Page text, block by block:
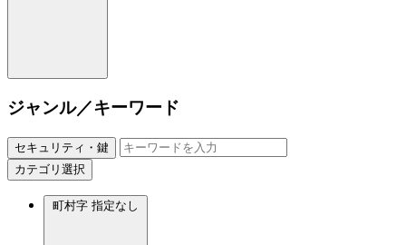
ジャンル／キーワード
セキュリティ・鍵
カテゴリ選択
町村字 指定なし